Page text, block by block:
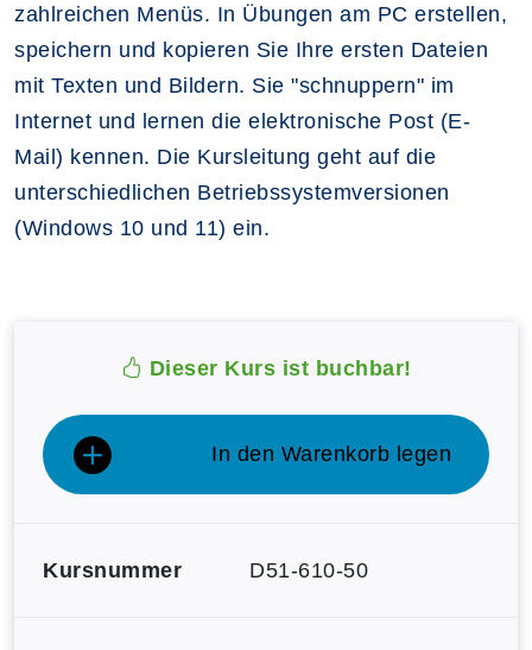
zahlreichen Menüs. In Übungen am PC erstellen,
speichern und kopieren Sie Ihre ersten Dateien
mit Texten und Bildern. Sie "schnuppern" im
Internet und lernen die elektronische Post (E-
Mail) kennen. Die Kursleitung geht auf die
unterschiedlichen Betriebssystemversionen
(Windows 10 und 11) ein.
Dieser Kurs ist buchbar!
In den Warenkorb legen
Kursnummer D51-610-50